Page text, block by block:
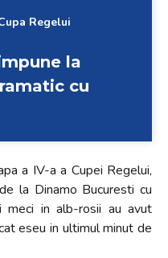
Regelui
la
cu
a IV-a a Cupei Regelui,
la Dinamo Bucuresti cu
in alb-rosii au avut
eseu in ultimul minut de